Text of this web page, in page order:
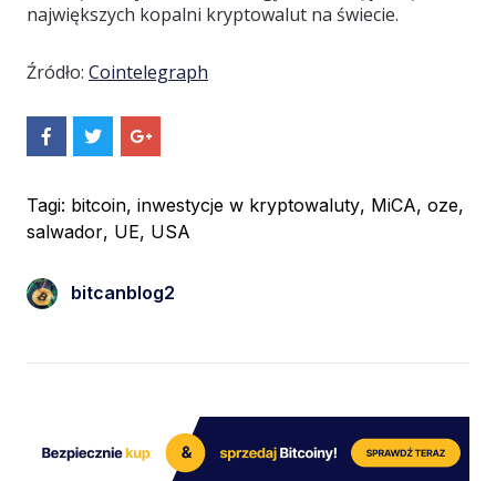
największych kopalni kryptowalut na świecie.
Źródło: Cointelegraph
h
e
n
c
h
e
O
n
i
S
h
e
O
n
o
g
Tagi: bitcoin, inwestycje w kryptowaluty, MiCA, oze,
salwador, UE, USA
bitcanblog2